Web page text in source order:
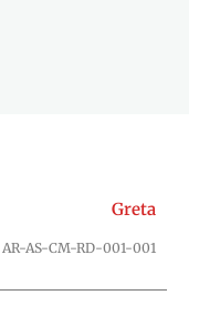
Greta
AR-AS-CM-RD-001-001